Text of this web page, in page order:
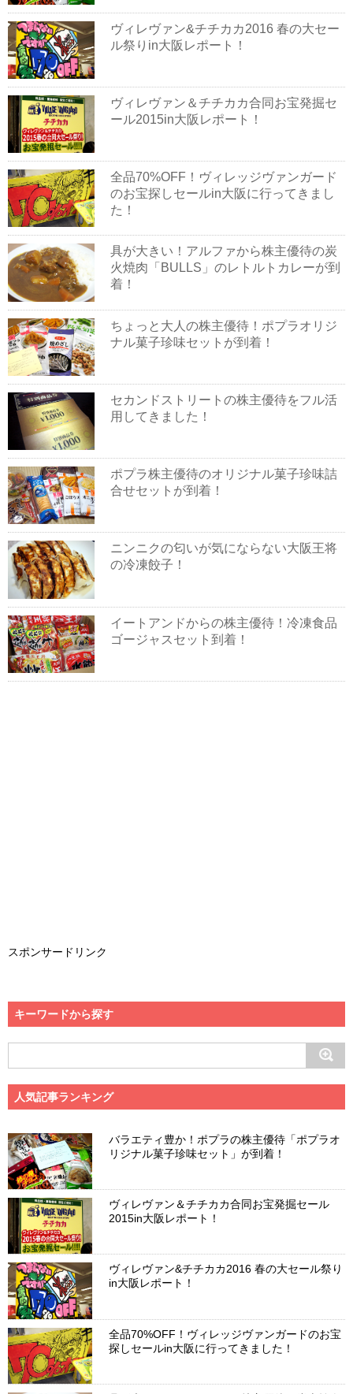
ヴィレヴァン&チチカカ2016 春の大セー
ル祭りin大阪レポート！
ヴィレヴァン＆チチカカ合同お宝発掘セ
ール2015in大阪レポート！
全品70%OFF！ヴィレッジヴァンガード
のお宝探しセールin大阪に行ってきまし
た！
具が大きい！アルファから株主優待の炭
火焼肉「BULLS」のレトルトカレーが到
着！
ちょっと大人の株主優待！ポプラオリジ
ナル菓子珍味セットが到着！
セカンドストリートの株主優待をフル活
用してきました！
ポプラ株主優待のオリジナル菓子珍味詰
合せセットが到着！
ニンニクの匂いが気にならない大阪王将
の冷凍餃子！
イートアンドからの株主優待！冷凍食品
ゴージャスセット到着！
スポンサードリンク
キーワードから探す
人気記事ランキング
バラエティ豊か！ポプラの株主優待「ポプラオ
リジナル菓子珍味セット」が到着！
ヴィレヴァン＆チチカカ合同お宝発掘セール
2015in大阪レポート！
ヴィレヴァン&チチカカ2016 春の大セール祭り
in大阪レポート！
全品70%OFF！ヴィレッジヴァンガードのお宝
探しセールin大阪に行ってきました！